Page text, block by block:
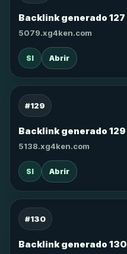
Backlink generado 127
5079.xg4ken.com
SI Abrir
#129
Backlink generado 129
5138.xg4ken.com
SI Abrir
#130
Backlink generado 130